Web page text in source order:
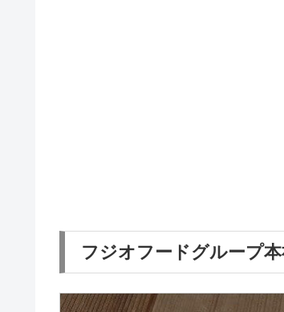
フジオフードグループ